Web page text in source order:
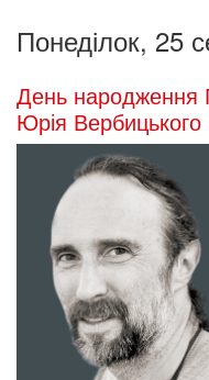
Понеділок, 25
День народження
Юрія Вербицького